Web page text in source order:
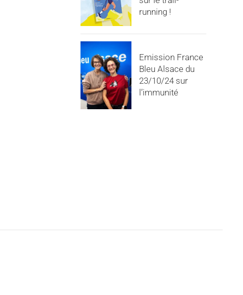
running !
Emission France
Bleu Alsace du
23/10/24 sur
l’immunité